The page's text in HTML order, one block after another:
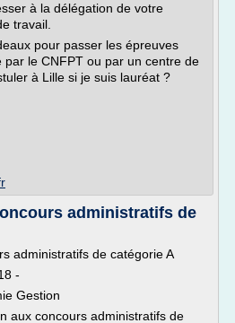
à la délégation de votre
travail.
pour passer les épreuves
le CNFPT ou par un centre de
à Lille si je suis lauréat ?
administratifs de
administratifs de catégorie A
-
Gestion
aux concours administratifs de